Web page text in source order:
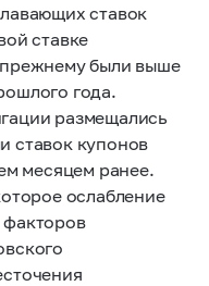
ставок
ставке
были выше
года.
размещались
ставок купонов
месяцем ранее.
ослабление